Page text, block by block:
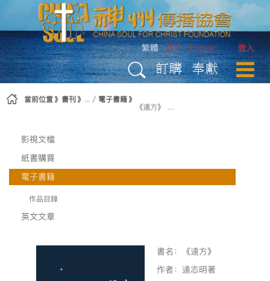
略過到內容
登入
繁體 简体 English
訂購 奉獻
當前位置 書刊 電子書籍
《遠方》 遠志明著
影視文檔
紙書購買
電子書籍
作品目錄
英文文章
書名：《遠方》
作者：遠志明著